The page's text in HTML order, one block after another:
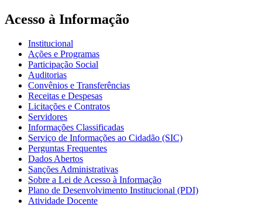
Acesso à Informação
Institucional
Ações e Programas
Participação Social
Auditorias
Convênios e Transferências
Receitas e Despesas
Licitações e Contratos
Servidores
Informações Classificadas
Serviço de Informações ao Cidadão (SIC)
Perguntas Frequentes
Dados Abertos
Sanções Administrativas
Sobre a Lei de Acesso à Informação
Plano de Desenvolvimento Institucional (PDI)
Atividade Docente